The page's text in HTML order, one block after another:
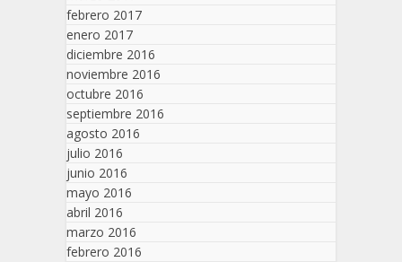
febrero 2017
enero 2017
diciembre 2016
noviembre 2016
octubre 2016
septiembre 2016
agosto 2016
julio 2016
junio 2016
mayo 2016
abril 2016
marzo 2016
febrero 2016